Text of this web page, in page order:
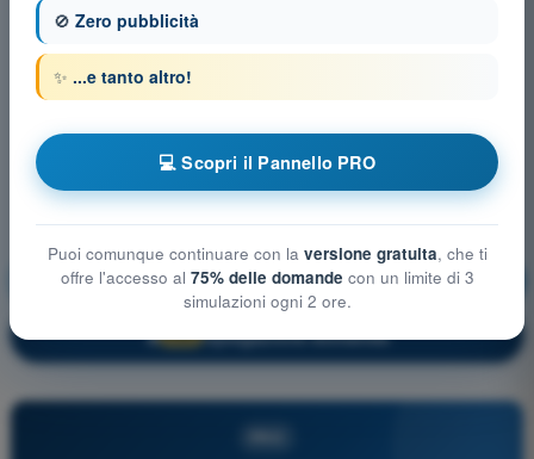
Principi del volo Allenamento!
🔒 PRO Spiegazione domanda
🚫 Zero pubblicità
✨ ...e tanto altro!
💻 Scopri il Pannello PRO
Puoi comunque continuare con la versione gratuita, che ti
offre l'accesso al 75% delle domande con un limite di 3
simulazioni ogni 2 ore.